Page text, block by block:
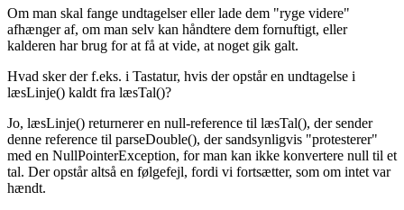
Om man skal fange undtagelser eller lade dem "ryge videre"
afhænger af, om man selv kan håndtere dem fornuftigt, eller
kalderen har brug for at få at vide, at noget gik galt.
Hvad sker der f.eks. i Tastatur, hvis der opstår en undtagelse i
læsLinje() kaldt fra læsTal()?
Jo, læsLinje() returnerer en null-reference til læsTal(), der sender
denne reference til parseDouble(), der sandsynligvis "protesterer"
med en NullPointerException, for man kan ikke konvertere null til et
tal. Der opstår altså en følgefejl, fordi vi fortsætter, som om intet var
hændt.